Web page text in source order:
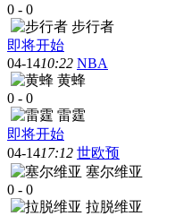
0 - 0
步行者
即将开始
04-1410:22 NBA
黄蜂
0 - 0
雷霆
即将开始
04-1417:12 世欧预
塞尔维亚
0 - 0
拉脱维亚